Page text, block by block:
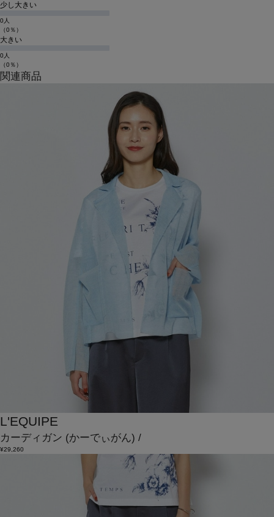
少し大きい
0人
（0％）
大きい
0人
（0％）
関連商品
L'EQUIPE
カーディガン (かーでぃがん) /
¥29,260